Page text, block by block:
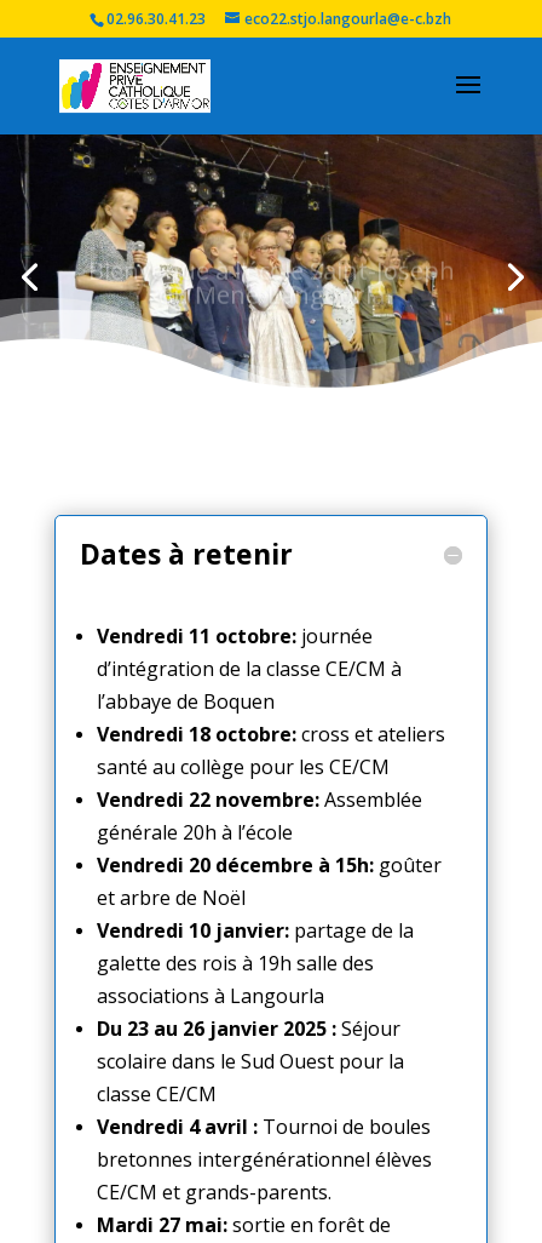
02.96.30.41.23 eco22.stjo.langourla@e-c.bzh
Bienvenue à l'école Saint-Joseph
du Mené-Langourla
Dates à retenir
Vendredi 11 octobre: journée
d’intégration de la classe CE/CM à
l’abbaye de Boquen
Vendredi 18 octobre:cross et ateliers
santé au collège pour les CE/CM
Vendredi 22 novembre:Assemblée
générale 20h à l’école
Vendredi 20 décembre à 15h:goûter
et arbre de Noël
Vendredi 10 janvier:partage de la
galette des rois à 19h salle des
associations à Langourla
Du 23 au 26 janvier 2025 :Séjour
scolaire dans le Sud Ouest pour la
classe CE/CM
Vendredi 4 avril : Tournoi de boules
bretonnes intergénérationnel élèves
CE/CM et grands-parents.
Mardi 27 mai:sortie en forêt de